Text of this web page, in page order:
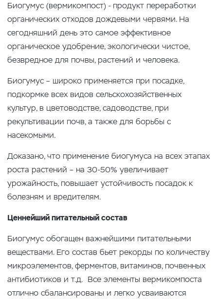
Биогумус (вермикомпост) - продукт переработки
органических отходов дождевыми червями. На
сегодняшний день это самое эффективное
органическое удобрение, экологически чистое,
безвредное для почвы, растений и человека.
Биогумус – широко применяется при посадке,
подкормке всех видов сельскохозяйственных
культур, в цветоводстве, садоводстве, при
рекультивации почв, а также для борьбы с
насекомыми.
Доказано, что применение биогумуса на всех этапах
роста растений – на 30-50% увеличивает
урожайность, повышает устойчивость посадок к
болезням и вредителям.
Ценнейший питательный состав
Биогумус обогащен важнейшими питательными
веществами. Его состав бьет рекорды по количеству
микроэлементов, ферментов, витаминов, почвенных
антибиотиков и т.д. Все элементы вермикомпоста
отлично сбалансированы и легко усваиваются